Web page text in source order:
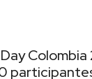
Colombia